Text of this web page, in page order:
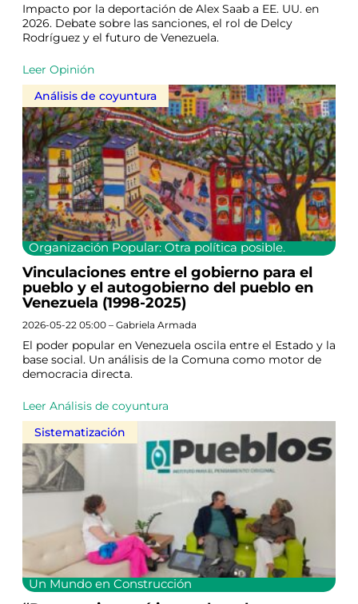
Impacto por la deportación de Alex Saab a EE. UU. en
2026. Debate sobre las sanciones, el rol de Delcy
Rodríguez y el futuro de Venezuela.
Leer Opinión
Análisis de coyuntura
Organización Popular: Otra política posible.
Vinculaciones entre el gobierno para el
pueblo y el autogobierno del pueblo en
Venezuela (1998-2025)
2026-05-22 05:00 – Gabriela Armada
El poder popular en Venezuela oscila entre el Estado y la
base social. Un análisis de la Comuna como motor de
democracia directa.
Leer Análisis de coyuntura
Sistematización
Un Mundo en Construcción